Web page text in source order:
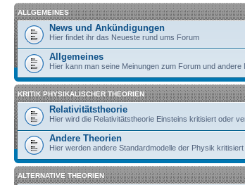
ALLGEMEINES
News und Ankündigungen
Hier findet ihr das Neueste rund ums Forum
Allgemeines
Hier kann man seine Meinungen zum Forum und andere
KRITIK PHYSIKALISCHER THEORIEN
Relativitätstheorie
Hier wird die Relativitätstheorie Einsteins kritisiert oder
Andere Theorien
Hier werden andere Standardmodelle der Physik
ALTERNATIVE THEORIEN